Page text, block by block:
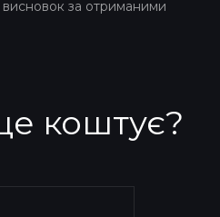
висновок за отриманими
коштує?